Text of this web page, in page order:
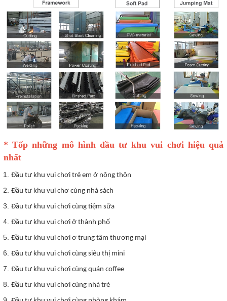
* Tốp những mô hình đầu tư khu vui chơi hiệu quả
nhất
Đầu tư khu vui chơi trẻ em ở nông thôn
Đầu tư khu vui chơ cùng nhà sách
Đầu tư khu vui chơi cùng tiệm sữa
Đầu tư khu vui chơi ở thành phố
Đầu tư khu vui chơi ơ trung tâm thương mại
Đầu tư khu vui chơi cùng siêu thị mini
Đầu tư khu vui chơi cùng quán coffee
Đầu tư khu vui chơi cùng nhà trẻ